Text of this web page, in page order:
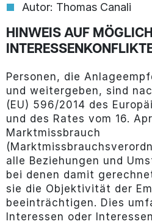
Autor: Thomas Canali
HINWEIS AUF
Personen, die
und weitergeben, sind
(EU) 596/2014 des
und des Rates vom 16.
Marktmissbrauch
alle Beziehungen und
bei denen damit
sie die Objektivität der
beeinträchtigen. Dies
Interessen oder